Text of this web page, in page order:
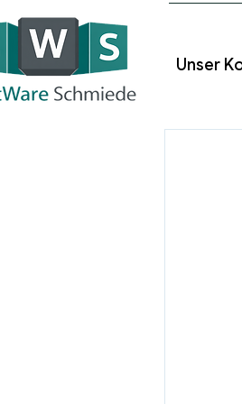
Unser